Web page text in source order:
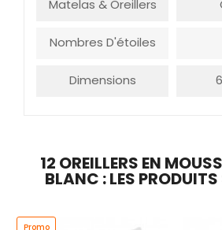
Matelas & Oreillers
Nombres D'étoiles
Dimensions
12 OREILLERS EN
BLANC : LES
Promo